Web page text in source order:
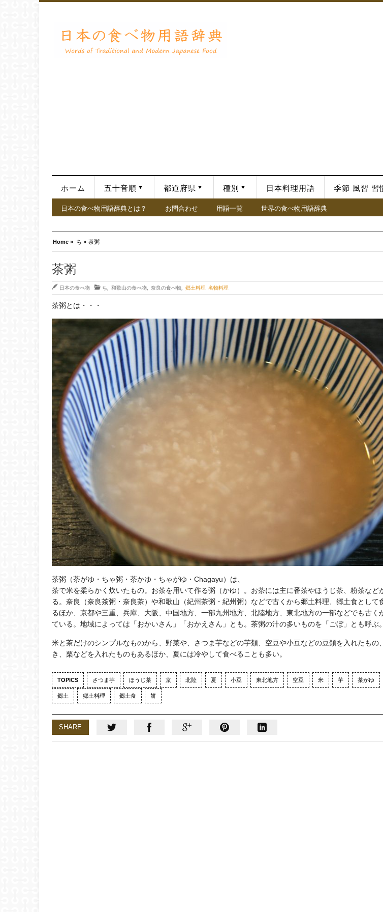
ホーム 五十音順 都道府県 種別 日本料理用語 季節 風習 習
日本の食べ物用語辞典とは？ お問合わせ 用語一覧 世界の食べ物用語辞典
Home » ち » 茶粥
茶粥
日本の食べ物 ち 和歌山の食べ物 奈良の食べ物 郷土料理 名物料理
茶粥とは・・・
茶粥（茶がゆ・ちゃ粥・茶かゆ・ちゃがゆ・Chagayu）は、
茶で米を柔らかく炊いたもの。お茶を用いて作る粥（かゆ）。お茶には主に番茶やほうじ茶、粉茶など
る。奈良（奈良茶粥・奈良茶）や和歌山（紀州茶粥・紀州粥）などで古くから郷土料理、郷土食として
るほか、京都や三重、兵庫、大阪、中国地方、一部九州地方、北陸地方、東北地方の一部などでも古く
ている。地域によっては「おかいさん」「おかえさん」とも。茶粥の汁の多いものを「ごぼ」とも呼ぶ。
米と茶だけのシンプルなものから、野菜や、さつま芋などの芋類、空豆や小豆などの豆類を入れたもの
き、栗などを入れたものもあるほか、夏には冷やして食べることも多い。
TOPICS さつま芋 ほうじ茶 京 北陸 夏 小豆 東北地方 空豆 米 芋 茶がゆ
郷土 郷土料理 郷土食 餅
SHARE